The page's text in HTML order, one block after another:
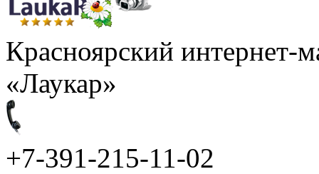
Красноярский интернет-
«Лаукар»
+7-391-215-11-02